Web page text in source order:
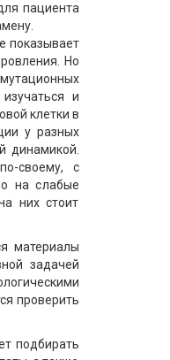
пациента
показывает
Но
и
клетки в
у разных
динамикой.
своему, с
на слабые
них стоит
материалы
задачей
проверить
подбирать